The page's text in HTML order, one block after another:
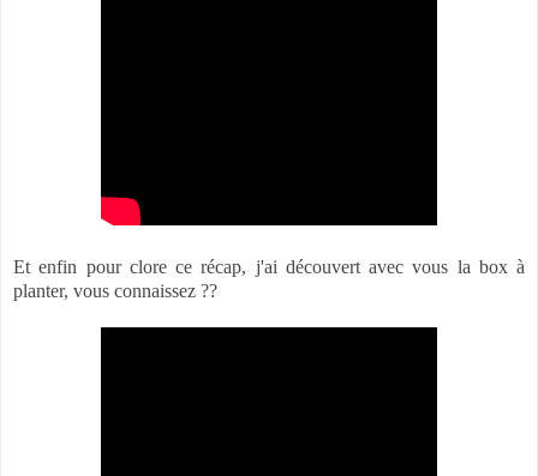
Et enfin pour clore ce récap, j'ai découvert avec vous la box à
planter, vous connaissez ??